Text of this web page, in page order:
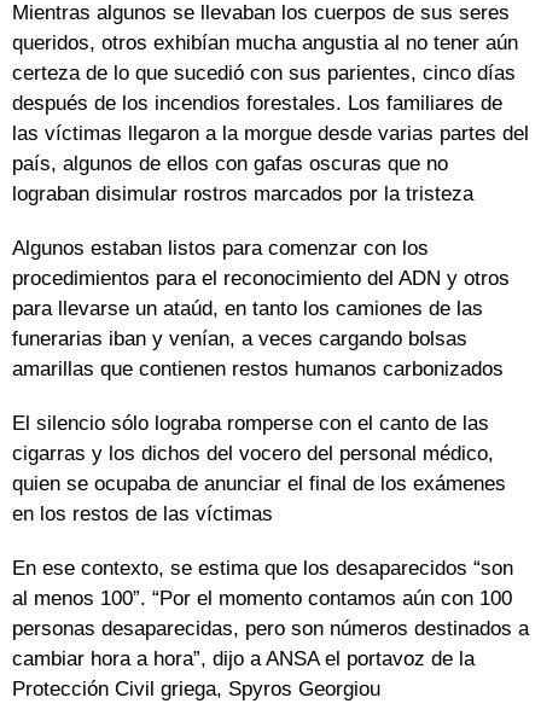
Mientras algunos se llevaban los cuerpos de sus seres
queridos, otros exhibían mucha angustia al no tener aún
certeza de lo que sucedió con sus parientes, cinco días
después de los incendios forestales. Los familiares de
las víctimas llegaron a la morgue desde varias partes del
país, algunos de ellos con gafas oscuras que no
lograban disimular rostros marcados por la tristeza
Algunos estaban listos para comenzar con los
procedimientos para el reconocimiento del ADN y otros
para llevarse un ataúd, en tanto los camiones de las
funerarias iban y venían, a veces cargando bolsas
amarillas que contienen restos humanos carbonizados
El silencio sólo lograba romperse con el canto de las
cigarras y los dichos del vocero del personal médico,
quien se ocupaba de anunciar el final de los exámenes
en los restos de las víctimas
En ese contexto, se estima que los desaparecidos “son
al menos 100”. “Por el momento contamos aún con 100
personas desaparecidas, pero son números destinados a
cambiar hora a hora”, dijo a ANSA el portavoz de la
Protección Civil griega, Spyros Georgiou